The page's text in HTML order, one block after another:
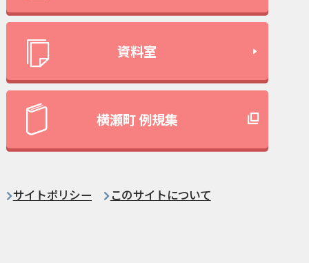
資料室
横瀬町 例規集
サイトポリシー このサイトについて